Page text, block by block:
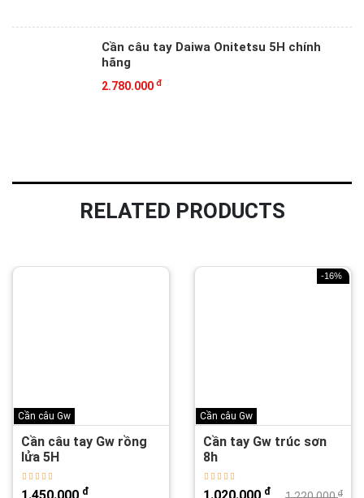
Cần câu tay Daiwa Onitetsu 5H chính
hãng
2.780.000 đ
RELATED PRODUCTS
Cần câu Gw
Cần câu tay Gw rồng
lửa 5H
đ
-16%
Cần câu Gw
Cần tay Gw trúc sơn
8h
đ
đ